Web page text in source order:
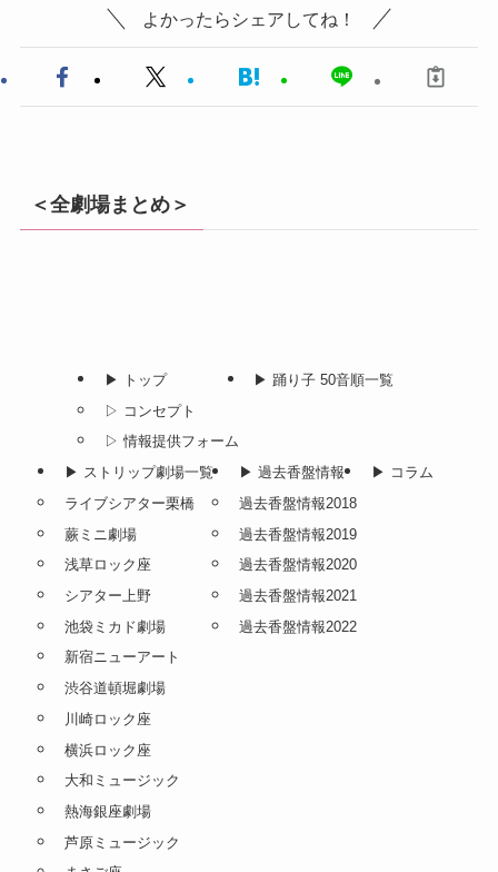
よかったらシェアしてね！
＜全劇場まとめ＞
▶︎ トップ
▷ コンセプト
▷ 情報提供フォーム
▶︎ 踊り子 50音順一覧
▶︎ ストリップ劇場一覧
ライブシアター栗橋
蕨ミニ劇場
浅草ロック座
シアター上野
池袋ミカド劇場
新宿ニューアート
渋谷道頓堀劇場
川崎ロック座
横浜ロック座
大和ミュージック
熱海銀座劇場
芦原ミュージック
▶︎ 過去香盤情報
過去香盤情報2018
過去香盤情報2019
過去香盤情報2020
過去香盤情報2021
過去香盤情報2022
▶︎ コラム